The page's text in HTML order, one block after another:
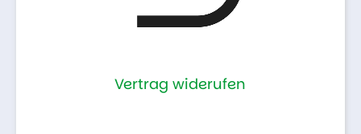
Vertrag widerufen